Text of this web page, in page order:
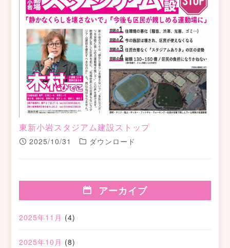
東新小岩スタジアム建設ストップ
2025/10/31 ダウンロード
アーカイブ
2025年11月 (4)
2025年10月 (8)